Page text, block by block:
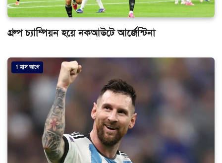
গ্রুপ চ্যাম্পিয়ন হয়ে নকআউটে আর্জেন্টিনা
1 মাস আগে